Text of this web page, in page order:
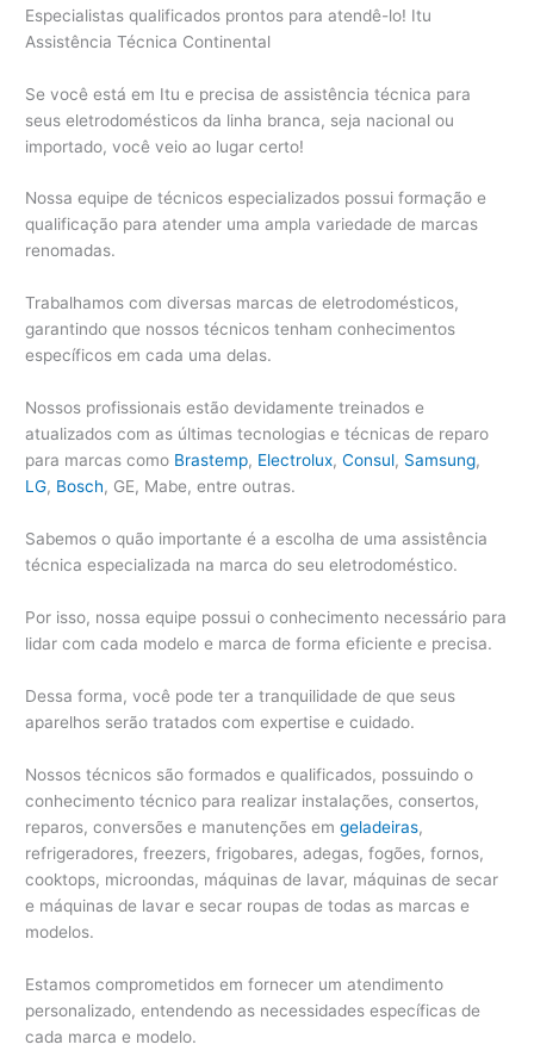
Especialistas qualificados prontos para atendê-lo! Itu
Assistência Técnica Continental
Se você está em Itu e precisa de assistência técnica para
seus eletrodomésticos da linha branca, seja nacional ou
importado, você veio ao lugar certo!
Nossa equipe de técnicos especializados possui formação e
qualificação para atender uma ampla variedade de marcas
renomadas.
Trabalhamos com diversas marcas de eletrodomésticos,
garantindo que nossos técnicos tenham conhecimentos
específicos em cada uma delas.
Nossos profissionais estão devidamente treinados e
atualizados com as últimas tecnologias e técnicas de reparo
para marcas como Brastemp, Electrolux,Consul, Samsung,
LG, Bosch, GE, Mabe, entre outras.
Sabemos o quão importante é a escolha de uma assistência
técnica especializada na marca do seu eletrodoméstico.
Por isso, nossa equipe possui o conhecimento necessário para
lidar com cada modelo e marca de forma eficiente e precisa.
Dessa forma, você pode ter a tranquilidade de que seus
aparelhos serão tratados com expertise e cuidado.
Nossos técnicos são formados e qualificados, possuindo o
conhecimento técnico para realizar instalações, consertos,
reparos, conversões e manutenções emgeladeiras,
refrigeradores, freezers, frigobares, adegas, fogões, fornos,
cooktops, microondas, máquinas de lavar, máquinas de secar
e máquinas de lavar e secar roupas de todas as marcas e
modelos.
Estamos comprometidos em fornecer um atendimento
personalizado, entendendo as necessidades específicas de
cada marca e modelo.